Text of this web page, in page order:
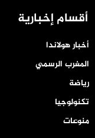
أقسام إخبارية
أخبار هولاندا
المغرب الرسمي
رياضة
تكنولوجيا
منوعات